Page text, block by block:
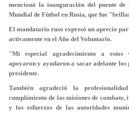
mencionó la inauguración del puente
Mundial de Fútbol en Rusia, que fue
El mandatario ruso expresó un aprecio
activamente en el Año del Voluntario.
"Mi especial agradecimiento a estos
apoyaron y ayudaron a sacar adelante los
presidente.
También agradeció la
cumplimiento de las misiones de
y los esfuerzos de las autoridades